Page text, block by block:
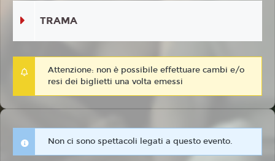
TRAMA
Attenzione: non è possibile effettuare cambi e/o
resi dei biglietti una volta emessi
Non ci sono spettacoli legati a questo evento.